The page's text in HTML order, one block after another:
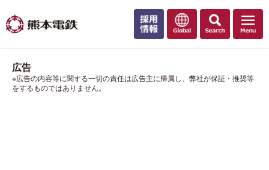
広告
※広告の内容等に関する一切の責任は広告主に帰属し、弊社が保証・推奨等
をするものではありません。